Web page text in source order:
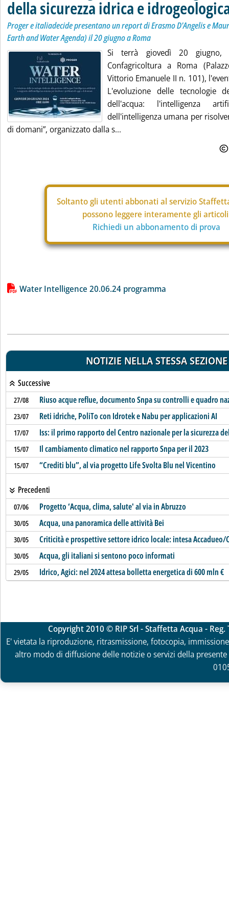
della sicurezza idrica e
Proger e italiadecide presentano un report di Erasmo D'Angelis e
Earth and Water Agenda) il 20 giugno a Roma
Si terrà giovedì 20
Confagricoltura a Roma
Vittorio Emanuele II n. 101),
L'evoluzione delle tecnologie
dell'acqua: l'intelligenza
dell'intelligenza umana per
di domani”, organizzato dalla s...
Soltanto gli utenti abbonati al servizio
possono leggere interamente gli
Richiedi un abbonamento di prova
Lista allegati PDF alla notizia
Water Intelligence 20.06.24 programma
NOTIZIE NELLA STESSA SEZIONE
Successive
27/08 Riuso acque reflue, documento Snpa su controlli e quadro
23/07 Reti idriche, PoliTo con Idrotek e Nabu per applicazioni AI
17/07 Iss: il primo rapporto del Centro nazionale per la sicurezza
15/07 Il cambiamento climatico nel rapporto Snpa per il 2023
15/07 “Crediti blu”, al via progetto Life Svolta Blu nel Vicentino
Precedenti
07/06 Progetto ‘Acqua, clima, salute' al via in Abruzzo
30/05 Acqua, una panoramica delle attività Bei
30/05 Criticità e prospettive settore idrico locale: intesa Accadueo/
30/05 Acqua, gli italiani si sentono poco informati
29/05 Idrico, Agici: nel 2024 attesa bolletta energetica di 600 mln €
Copyright 2010 © RIP Srl - Staffetta Acqua -
E' vietata la riproduzione, ritrasmissione, fotocopia,
altro modo di diffusione delle notizie o servizi della